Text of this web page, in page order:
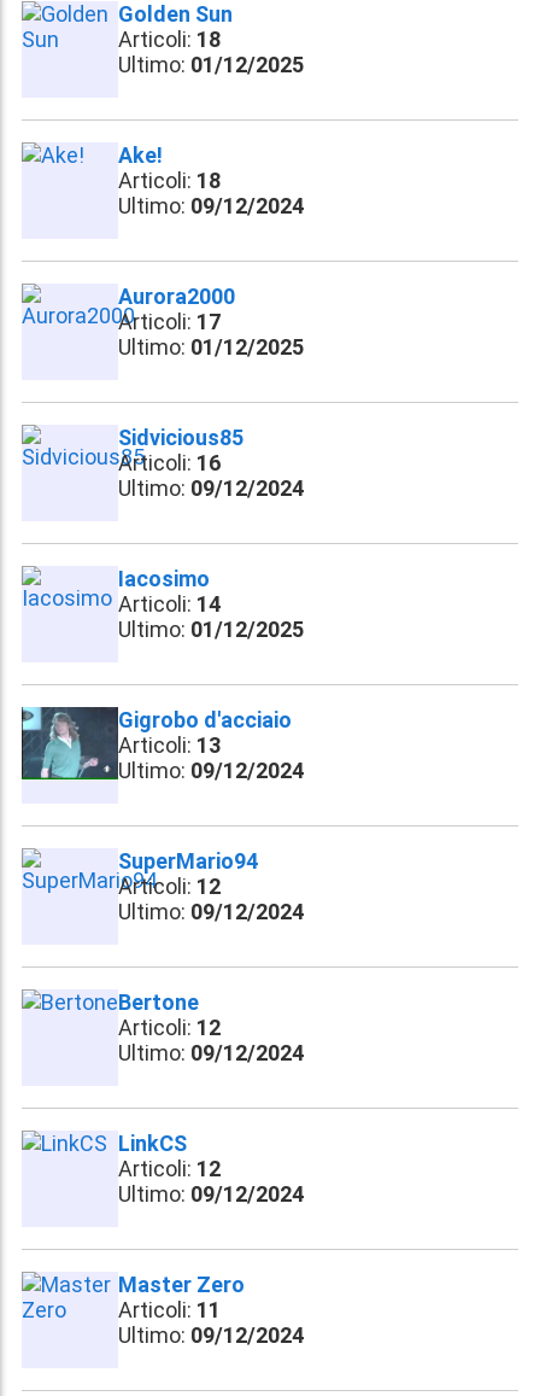
Golden Sun
Articoli: 18
Ultimo: 01/12/2025
Ake!
Articoli: 18
Ultimo: 09/12/2024
Aurora2000
Articoli: 17
Ultimo: 01/12/2025
Sidvicious85
Articoli: 16
Ultimo: 09/12/2024
Iacosimo
Articoli: 14
Ultimo: 01/12/2025
Gigrobo d'acciaio
Articoli: 13
Ultimo: 09/12/2024
SuperMario94
Articoli: 12
Ultimo: 09/12/2024
Bertone
Articoli: 12
Ultimo: 09/12/2024
LinkCS
Articoli: 12
Ultimo: 09/12/2024
Master Zero
Articoli: 11
Ultimo: 09/12/2024